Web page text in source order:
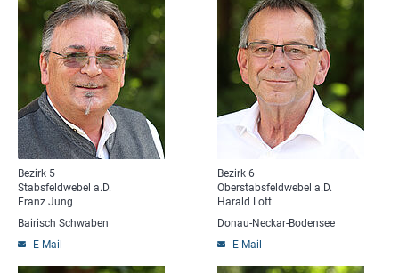
Bezirk 5
Stabsfeldwebel a.D.
Franz Jung
Bairisch Schwaben
E-Mail
Bezirk 6
Oberstabsfeldwebel a.D.
Harald Lott
Donau-Neckar-Bodensee
E-Mail